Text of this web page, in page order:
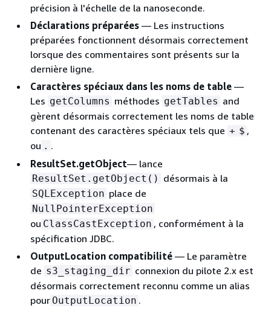
précision à l'échelle de la nanoseconde.
Déclarations préparées — Les instructions
préparées fonctionnent désormais correctement
lorsque des commentaires sont présents sur la
dernière ligne.
Caractères spéciaux dans les noms de table —
Les getColumns méthodes getTables and
gèrent désormais correctement les noms de table
contenant des caractères spéciaux tels que + $ ,
ou . .
ResultSet.getObject— lance
ResultSet.getObject() désormais à la
SQLException place de
NullPointerException
ou ClassCastException , conformément à la
spécification JDBC.
OutputLocation compatibilité — Le paramètre
de s3_staging_dir connexion du pilote 2.x est
désormais correctement reconnu comme un alias
pour OutputLocation .